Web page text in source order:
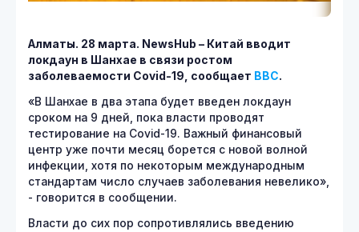
Алматы. 28 марта. NewsHub – Китай вводит
локдаун в Шанхае в связи ростом
заболеваемости Covid-19, сообщает BBC.
«В Шанхае в два этапа будет введен локдаун
сроком на 9 дней, пока власти проводят
тестирование на Covid-19. Важный финансовый
центр уже почти месяц борется с новой волной
инфекции, хотя по некоторым международным
стандартам число случаев заболевания невелико»,
- говорится в сообщении.
Власти до сих пор сопротивлялись введению